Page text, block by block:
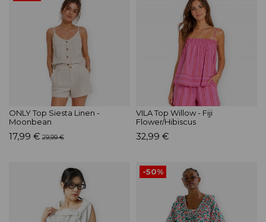
ONLY Top Siesta Linen -
Moonbean
17,99 € 29,99 €
VILA Top Willow - Fiji
Flower/Hibiscus
32,99 €
-50%